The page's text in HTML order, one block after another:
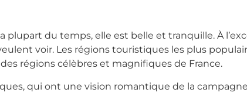
plupart du temps, elle est belle et tranquille. À
voir. Les régions touristiques les plus
régions célèbres et magnifiques de France.
qui ont une vision romantique de la campagne